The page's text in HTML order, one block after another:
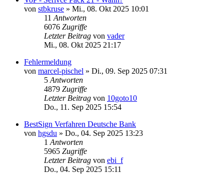
von stbkruse » Mi., 08. Okt 2025 10:01
11 Antworten
6076 Zugriffe
Letzter Beitrag von vader
Mi., 08. Okt 2025 21:17
Fehlermeldung
von marcel-pischel » Di., 09. Sep 2025 07:31
5 Antworten
4879 Zugriffe
Letzter Beitrag von 10goto10
Do., 11. Sep 2025 15:54
BestSign Verfahren Deutsche Bank
von hgsdu » Do., 04. Sep 2025 13:23
1 Antworten
5965 Zugriffe
Letzter Beitrag von ebi_f
Do., 04. Sep 2025 15:11